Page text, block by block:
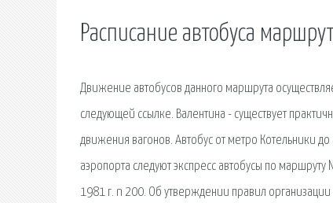
Расписание автобуса
Движение автобусов данного маршрута
следующей ссылке. Валентина - существует
движения вагонов. Автобус от метро Котельники
аэропорта следуют экспресс автобусы по
1981 г. n 200. Об утверждении правил